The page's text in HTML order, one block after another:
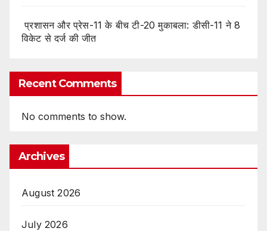
प्रशासन और प्रेस-11 के बीच टी-20 मुकाबला: डीसी-11 ने 8
विकेट से दर्ज की जीत
Recent Comments
No comments to show.
Archives
August 2026
July 2026